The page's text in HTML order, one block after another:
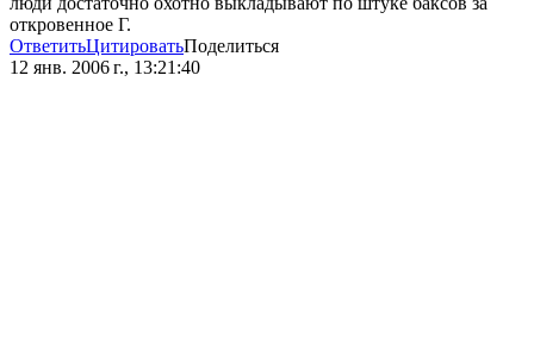
откровенное Г.
ОтветитьЦитироватьПоделиться
12 янв. 2006 г., 13:21:40